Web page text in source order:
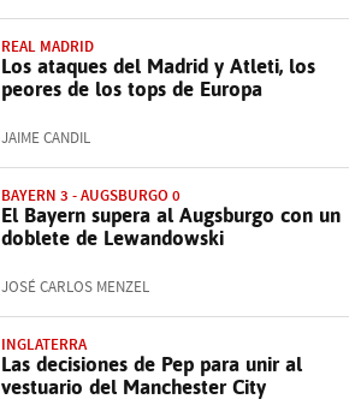
REAL MADRID
Los ataques del Madrid y Atleti, los
peores de los tops de Europa
JAIME CANDIL
BAYERN 3 - AUGSBURGO 0
El Bayern supera al Augsburgo con un
doblete de Lewandowski
JOSÉ CARLOS MENZEL
INGLATERRA
Las decisiones de Pep para unir al
vestuario del Manchester City